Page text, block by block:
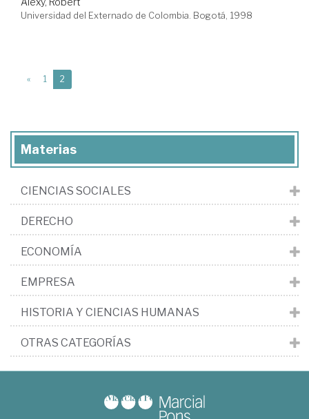
Universidad del Externado de Colombia. Bogotá, 1998
« 1 2
Materias
CIENCIAS SOCIALES
DERECHO
ECONOMÍA
EMPRESA
HISTORIA Y CIENCIAS HUMANAS
OTRAS CATEGORÍAS